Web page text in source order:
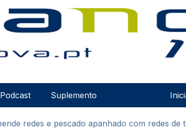
Podcast Suplemento
redes e pescado apanhado com redes de